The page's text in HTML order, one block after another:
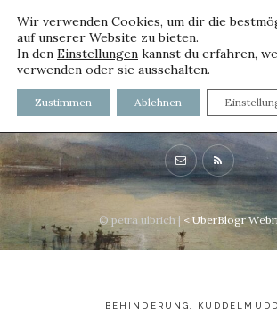
voller worte - mit
Innenfutter
© petra ulbrich | < UberBlogr
BEHINDERUNG,
Wir verwenden Cookies, um dir die
auf unserer Website zu bieten.
In den Einstellungen kannst du erfahren,
verwenden oder sie ausschalten.
Zustimmen Ablehnen